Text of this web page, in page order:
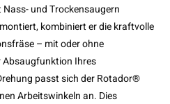
und Trockensaugern
kombiniert er die kraftvolle
– mit oder ohne
Ihres
passt sich der Rotador®
Arbeitswinkeln an. Dies